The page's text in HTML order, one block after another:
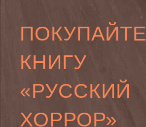
ПОКУПАЙТЕ
КНИГУ
«РУССКИЙ
ХОРРОР»